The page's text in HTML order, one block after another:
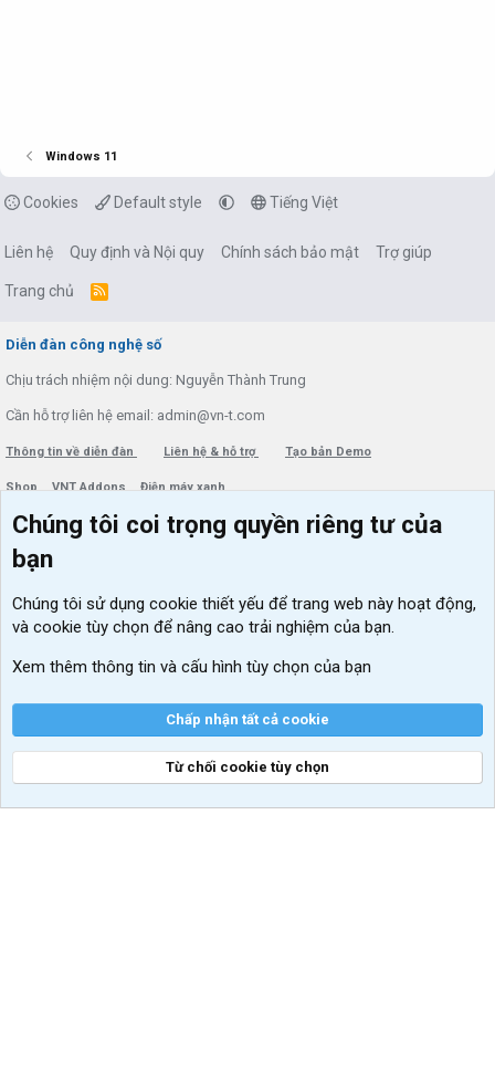
Windows 11
Cookies Default style Tiếng Việt
Liên hệ Quy định và Nội quy Chính sách bảo mật Trợ giúp
Trang chủ
R
Diễn đàn công nghệ số
Chịu trách nhiệm nội dung: Nguyễn Thành Trung
Cần hỗ trợ liên hệ email: admin@vn-t.com
Thông tin về diễn đàn Liên hệ & hỗ trợ Tạo bản Demo
Shop VNT Addons Điện máy xanh
Menu thành viên
Đăng nhập
Diễn đàn
Kích hoạt Windows/ Office miễn phí
VIP add-ons Xenforo
Khuyến mãi và tài trợ
Chúng tôi coi trọng quyền riêng tư của
bạn
Chúng tôi sử dụng cookie thiết yếu để trang web này hoạt động,
và cookie tùy chọn để nâng cao trải nghiệm của bạn.
Xem thêm thông tin và cấu hình tùy chọn của bạn
Chấp nhận tất cả cookie
Từ chối cookie tùy chọn